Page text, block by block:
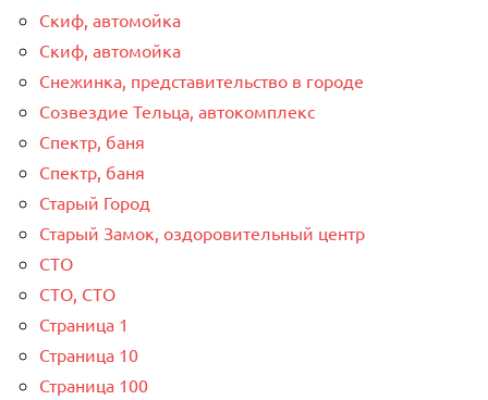
Скиф, автомойка
Скиф, автомойка
Снежинка, представительство в городе
Созвездие Тельца, автокомплекс
Спектр, баня
Спектр, баня
Старый Город
Старый Замок, оздоровительный центр
СТО
СТО, СТО
Страница 1
Страница 10
Страница 100